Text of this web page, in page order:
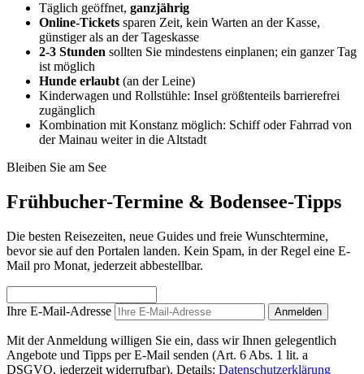
Täglich geöffnet, ganzjährig
Online-Tickets sparen Zeit, kein Warten an der Kasse,
günstiger als an der Tageskasse
2-3 Stunden sollten Sie mindestens einplanen; ein ganzer Tag
ist möglich
Hunde erlaubt (an der Leine)
Kinderwagen und Rollstühle: Insel größtenteils barrierefrei
zugänglich
Kombination mit Konstanz möglich: Schiff oder Fahrrad von
der Mainau weiter in die Altstadt
Bleiben Sie am See
Frühbucher-Termine & Bodensee-Tipps
Die besten Reisezeiten, neue Guides und freie Wunschtermine,
bevor sie auf den Portalen landen. Kein Spam, in der Regel eine E-
Mail pro Monat, jederzeit abbestellbar.
Ihre E-Mail-Adresse Anmelden
Mit der Anmeldung willigen Sie ein, dass wir Ihnen gelegentlich
Angebote und Tipps per E-Mail senden (Art. 6 Abs. 1 lit. a
DSGVO, jederzeit widerrufbar). Details: Datenschutzerklärung